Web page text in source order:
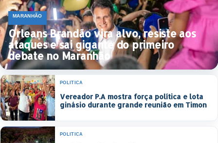
MARANHÃO
Orleans Brandão vira alvo, resiste aos
ataques e sai gigante do primeiro
debate no Maranhão
POLÍTICA
Vereador P.A mostra força política e lota
ginásio durante grande reunião em Timon
POLÍTICA